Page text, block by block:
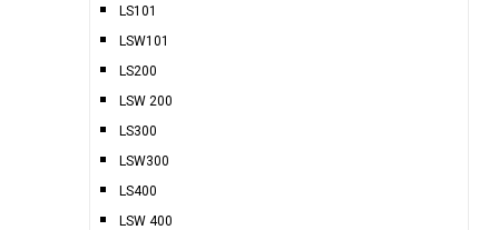
LS101
LSW101
LS200
LSW 200
LS300
LSW300
LS400
LSW 400